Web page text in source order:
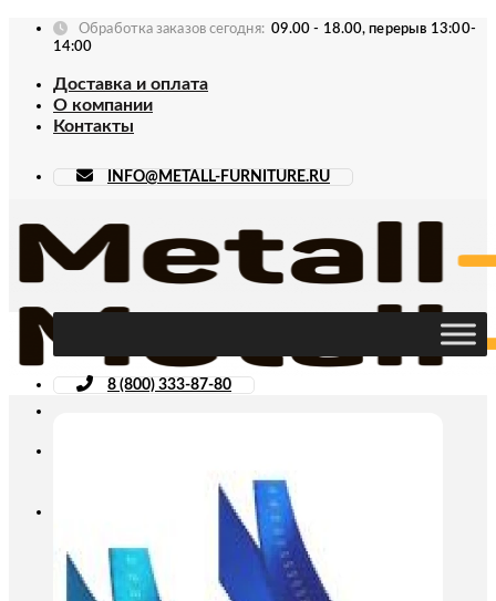
Skip
Обработка заказов сегодня: 09.00 - 18.00, перерыв 13:00-
14:00
Доставка и оплата
О компании
Контакты
INFO@METALL-FURNITURE.RU
8 (800) 333-87-80